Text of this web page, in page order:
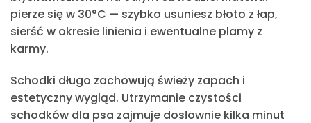
pierze się w 30°C — szybko usuniesz błoto z łap,
sierść w okresie linienia i ewentualne plamy z
karmy.
Schodki długo zachowują świeży zapach i
estetyczny wygląd. Utrzymanie czystości
schodków dla psa zajmuje dosłownie kilka minut